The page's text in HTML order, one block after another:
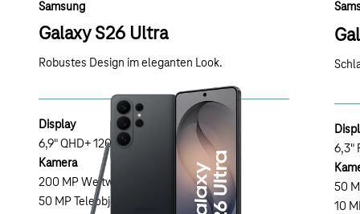
Samsung
Galaxy S26 Ultra
Robustes Design im eleganten Look.
Display
6,9" QHD+ 120 Hz (2600nit)
Kamera
200 MP Weitwinkel
50 MP Teleobjektiv 1 (5x optisch)
6,3"
50
10